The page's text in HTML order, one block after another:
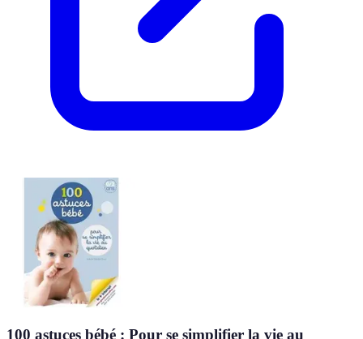
100 astuces bébé : Pour se simplifier la vie au